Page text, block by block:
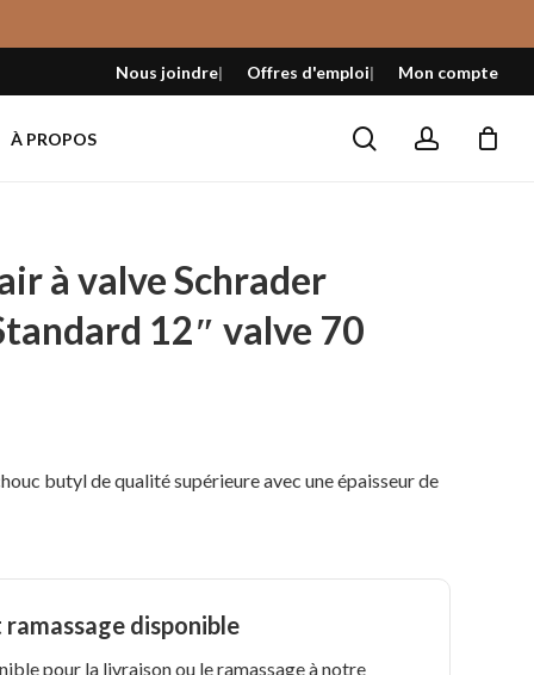
Nous joindre Offres d'emploi Mon compte
À PROPOS searchaccount
Fermer
le
panier
à valve Schrader
12″ valve 70
butyl de qualité supérieure avec une épaisseur de
disponible
pour la livraison ou le ramassage à notre